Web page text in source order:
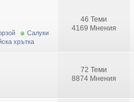
Салуки
хрътка
46 Теми
4169 Мнения
72 Теми
8874 Мнения